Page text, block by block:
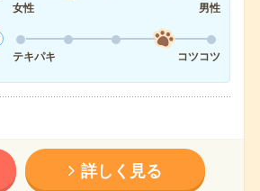
女性
男性
テキパキ
コツコツ
詳しく見る